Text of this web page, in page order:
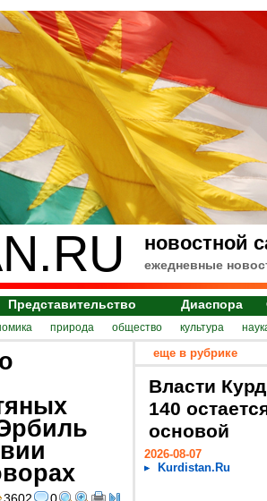
новостной
ежедневные
Представительство Диаспора
природа общество культура
еще в рубрике
Власти
140
основой
2026-08-07
Kurdistan.Ru